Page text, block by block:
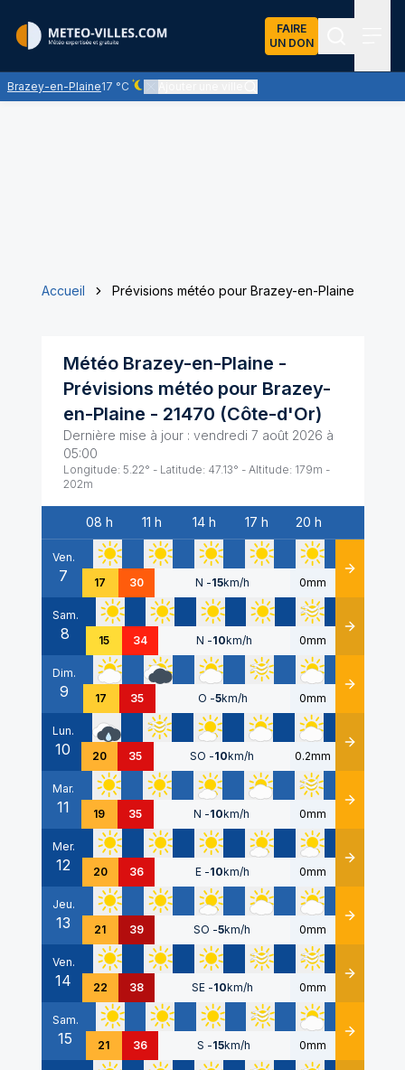
FAIRE
UN DON
Brazey-en-Plaine17 °C
Ciel dégagé - quasiment pas de nuages
Accueil Prévisions météo pour Brazey-en-Plaine
Météo Brazey-en-Plaine -
Prévisions météo pour Brazey-
en-Plaine - 21470 (Côte-d'Or)
Dernière mise à jour : vendredi 7 août 2026 à
05:00
Longitude: 5.22° - Latitude: 47.13° - Altitude: 179m -
202m
Date
08 h 11 h 14 h 17 h 20 h
Ven.
7 17 30 N -15km/h 0mm Détails
Sam.
8 15 34 N -10km/h 0mm Détails
Dim.
9 17 35 O -5km/h 0mm Détails
Lun.
10 20 35 SO -10km/h 0.2mm Détails
Mar.
11 19 35 N -10km/h 0mm Détails
Mer.
12 20 36 E -10km/h 0mm Détails
Jeu.
13 21 39 SO -5km/h 0mm Détails
Ven.
14 22 38 SE -10km/h 0mm Détails
Sam.
15 21 36 S -15km/h 0mm Détails